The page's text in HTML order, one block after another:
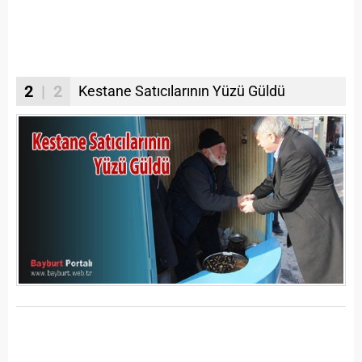
2 | 2 Kestane Satıcılarının Yüzü Güldü